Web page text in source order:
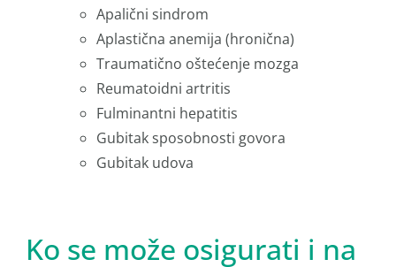
Apalični sindrom
Aplastična anemija (hronična)
Traumatično oštećenje mozga
Reumatoidni artritis
Fulminantni hepatitis
Gubitak sposobnosti govora
Gubitak udova
Ko se može osigurati i na